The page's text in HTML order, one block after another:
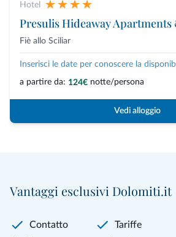
Hotel
Presulis Hideaway
Fiè allo Sciliar
Inserisci le date per conoscere la
a partire da: 124€ notte/persona
Vedi alloggio
Vantaggi esclusivi Dolomiti.it
Contatto
Tariffe